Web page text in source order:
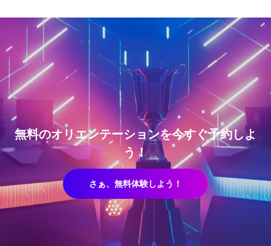
無料のオリエンテーションを今すぐ予約しよ
う！
さぁ、無料体験しよう！